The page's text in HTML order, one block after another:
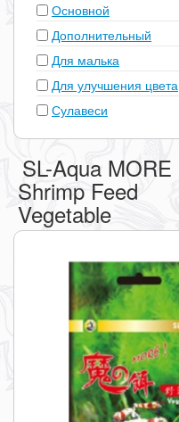
Основной
Дополнительный
Для малька
Для улучшения цвета
Сулавеси
SL-Aqua MORE
Shrimp Feed
Vegetable